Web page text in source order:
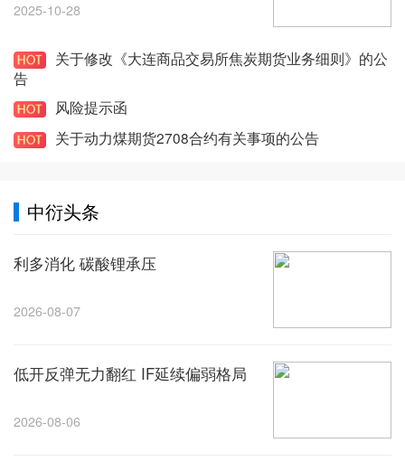
2025-10-28
关于修改《大连商品交易所焦炭期货业务细则》的公
告
风险提示函
关于动力煤期货2708合约有关事项的公告
中衍头条
利多消化 碳酸锂承压
2026-08-07
低开反弹无力翻红 IF延续偏弱格局
2026-08-06